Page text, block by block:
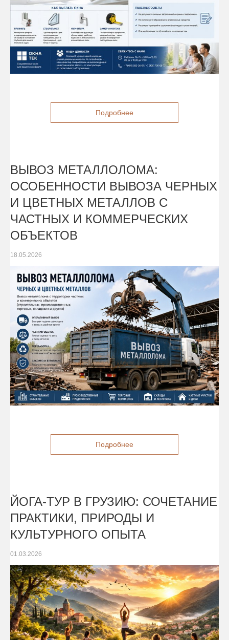
Подробнее
ВЫВОЗ МЕТАЛЛОЛОМА:
ОСОБЕННОСТИ ВЫВОЗА ЧЕРНЫХ
И ЦВЕТНЫХ МЕТАЛЛОВ С
ЧАСТНЫХ И КОММЕРЧЕСКИХ
ОБЪЕКТОВ
18.05.2026
Подробнее
ЙОГА-ТУР В ГРУЗИЮ: СОЧЕТАНИЕ
ПРАКТИКИ, ПРИРОДЫ И
КУЛЬТУРНОГО ОПЫТА
01.03.2026